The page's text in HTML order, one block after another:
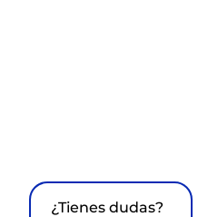
¿Tienes dudas?